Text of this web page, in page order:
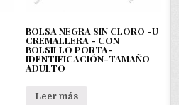
BOLSA NEGRA SIN CLORO -U
CREMALLERA - CON
BOLSILLO PORTA-
IDENTIFICACIÓN-TAMAÑO
ADULTO
Leer más